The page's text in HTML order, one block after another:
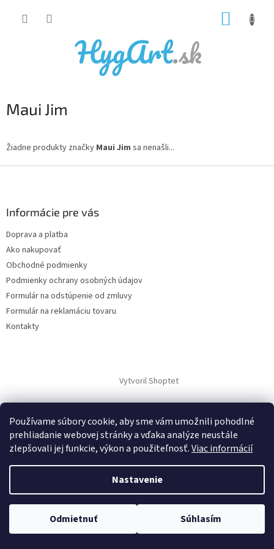
Používame súbory cookie, aby sme vám umožnili pohodlné
prehliadanie webovej stránky a vďaka analýze neustále
zlepšovali jej funkcie, výkon a použiteľnosť.Viac informácií
Nastavenie
Odmietnuť Súhlasím
Maui Jim
Žiadne produkty značky Maui Jim sa nenašli...
Informácie pre vás
Doprava a platba
Ako nakupovať
Obchodné podmienky
Podmienky ochrany osobných údajov
Formulár na odstúpenie od zmluvy
Formulár na reklamáciu tovaru
Kontakty
Vytvoril Shoptet
Copyright 2026www.hygart.sk. Všetky práva vyhradené.Upraviť
nastavenie cookies